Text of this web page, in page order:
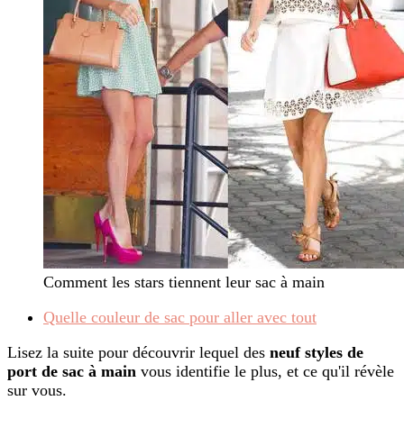
Comment les stars tiennent leur sac à main
Quelle couleur de sac pour aller avec tout
Lisez la suite pour découvrir lequel des neuf styles de
port de sac à main vous identifie le plus, et ce qu'il révèle
sur vous.